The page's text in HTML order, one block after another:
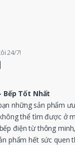
24/7!
Bếp Tốt Nhất
những sản phẩm
thể tìm được ở
điện từ thông
phẩm hết sức quen